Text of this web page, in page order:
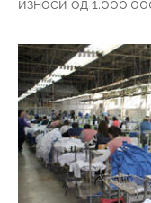
износи од